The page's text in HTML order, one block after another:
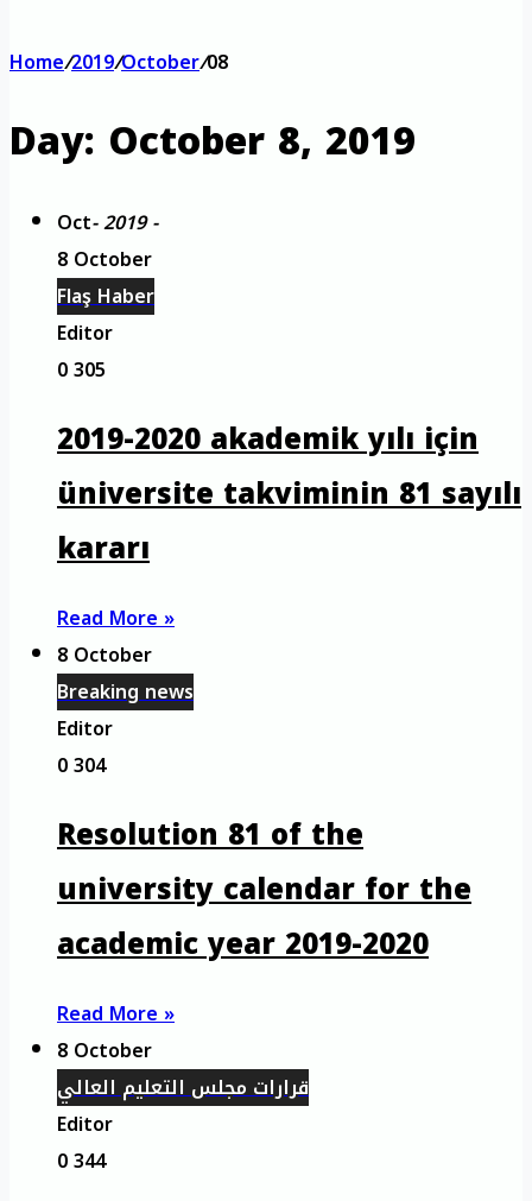
Home/2019/October/08
Day: October 8, 2019
Oct- 2019 -
8 October
Flaş Haber
Editor
0305
2019-2020 akademik yılı için
üniversite takviminin 81 sayılı
kararı
Read More »
8 October
Breaking news
Editor
0304
Resolution 81 of the
university calendar for the
academic year 2019-2020
Read More »
8 October
قرارات مجلس التعليم العالي
Editor
0344